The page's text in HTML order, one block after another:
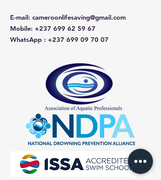
E-mail: cameroonlifesaving@gmail.com
Mobile: +237 699 62 59 67
WhatsApp : +237 699 09 70 07